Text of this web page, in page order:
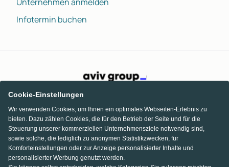
Infotermin buchen
Cookie-Einstellungen
Wir verwenden Cookies, um Ihnen ein optimales Webseiten-Erlebnis zu
bieten. Dazu zählen Cookies, die für den Betrieb der Seite und für die
Steuerung unserer kommerziellen Unternehmensziele notwendig sind,
sowie solche, die lediglich zu anonymen Statistikzwecken, für
Komforteinstellungen oder zur Anzeige personalisierter Inhalte und
personalisierter Werbung genutzt werden.